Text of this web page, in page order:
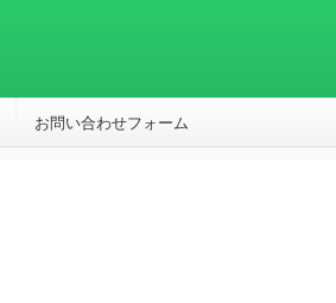
お問い合わせフォーム